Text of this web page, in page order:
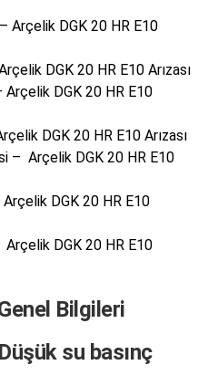
Arçelik DGK 20 HR E10
DGK 20 HR E10 Arızası
Arçelik DGK 20 HR E10
DGK 20 HR E10 Arızası
– Arçelik DGK 20 HR E10
DGK 20 HR E10
DGK 20 HR E10
Bilgileri
su basınç